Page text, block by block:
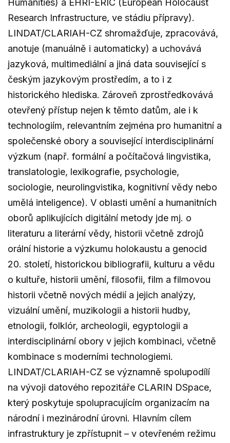
Humanities) a EHRI-ERIC (European Holocaust
Research Infrastructure, ve stádiu přípravy).
LINDAT/CLARIAH-CZ shromažďuje, zpracovává,
anotuje (manuálně i automaticky) a uchovává
jazyková, multimediální a jiná data související s
českým jazykovým prostředím, a to i z
historického hlediska. Zároveň zprostředkovává
otevřený přístup nejen k těmto datům, ale i k
technologiím, relevantním zejména pro humanitní a
společenské obory a související interdisciplinární
výzkum (např. formální a počítačová lingvistika,
translatologie, lexikografie, psychologie,
sociologie, neurolingvistika, kognitivní vědy nebo
umělá inteligence). V oblasti umění a humanitních
oborů aplikujících digitální metody jde mj. o
literaturu a literární vědy, historii včetně zdrojů
orální historie a výzkumu holokaustu a genocid
20. století, historickou bibliografii, kulturu a vědu
o kultuře, historii umění, filosofii, film a filmovou
historii včetně nových médií a jejich analýzy,
vizuální umění, muzikologii a historii hudby,
etnologii, folklór, archeologii, egyptologii a
interdisciplinární obory v jejich kombinaci, včetně
kombinace s moderními technologiemi.
LINDAT/CLARIAH-CZ se významně spolupodílí
na vývoji datového repozitáře CLARIN DSpace,
který poskytuje spolupracujícím organizacím na
národní i mezinárodní úrovni. Hlavním cílem
infrastruktury je zpřístupnit – v otevřeném režimu